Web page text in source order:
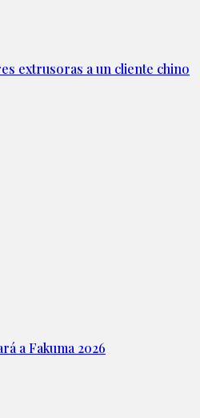
extrusoras a un cliente chino
a Fakuma 2026